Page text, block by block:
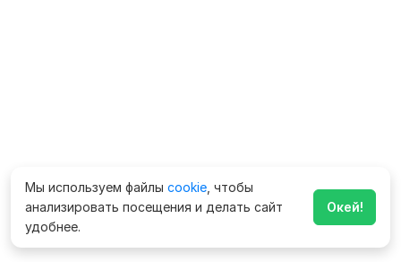
Мы используем файлы cookie , чтобы
анализировать посещения и делать сайт
удобнее.
Окей!